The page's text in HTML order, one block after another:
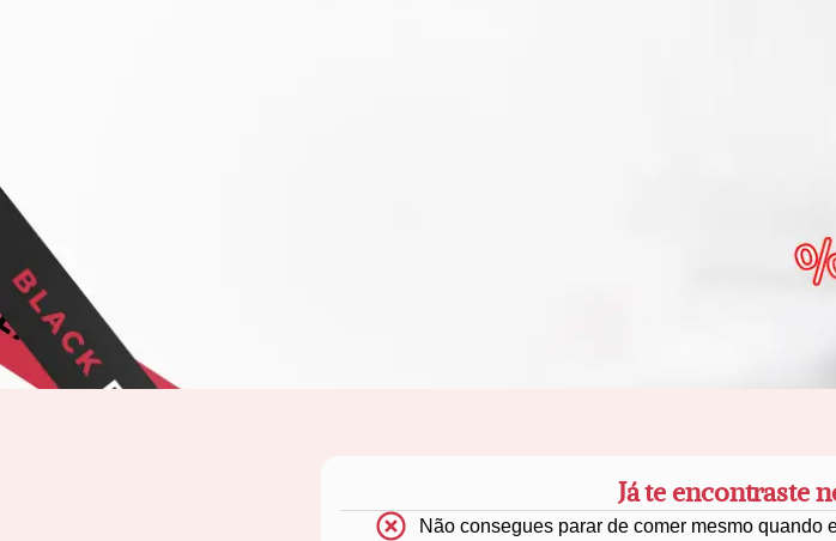
Já te encontraste
Não consegues parar de comer mesmo quando